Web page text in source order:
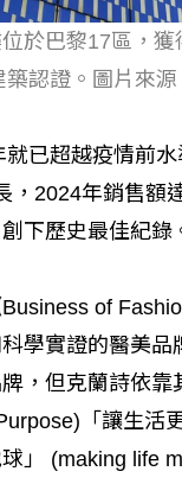
於巴黎17區，獲
築認證。圖片來
就已超越疫情前
，2024年銷售額
下歷史最佳紀錄
of
學實證的醫美品
，但克蘭詩依靠
「讓生活
」 (making life